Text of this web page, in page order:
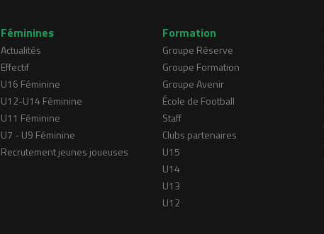
Féminines
Actualités
Effectif
U16 Féminine
U12-U14 Féminine
U11 Féminine
U7 - U9 Féminine
Recrutement jeunes joueuses
Formation
Groupe Réserve
Groupe Formation
Groupe Avenir
École de Football
Staff
Clubs partenaires
U15
U14
U13
U12